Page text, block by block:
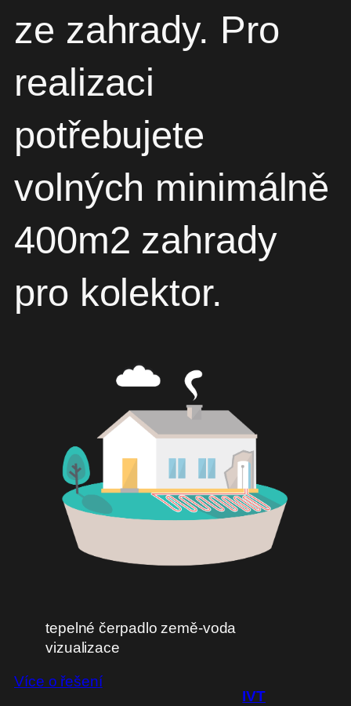
ze zahrady. Pro
realizaci
potřebujete
volných minimálně
400m2 zahrady
pro kolektor.
tepelné čerpadlo země-voda
vizualizace
Více o řešení
IVT